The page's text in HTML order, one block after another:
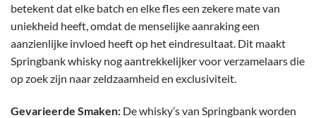
betekent dat elke batch en elke fles een zekere mate van
uniekheid heeft, omdat de menselijke aanraking een
aanzienlijke invloed heeft op het eindresultaat. Dit maakt
Springbank whisky nog aantrekkelijker voor verzamelaars die
op zoek zijn naar zeldzaamheid en exclusiviteit.
Gevarieerde Smaken: De whisky’s van Springbank worden